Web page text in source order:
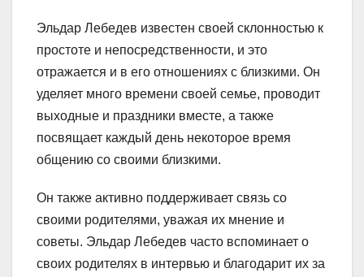
Эльдар Лебедев известен своей склонностью к
простоте и непосредственности, и это
отражается и в его отношениях с близкими. Он
уделяет много времени своей семье, проводит
выходные и праздники вместе, а также
посвящает каждый день некоторое время
общению со своими близкими.
Он также активно поддерживает связь со
своими родителями, уважая их мнение и
советы. Эльдар Лебедев часто вспоминает о
своих родителях в интервью и благодарит их за